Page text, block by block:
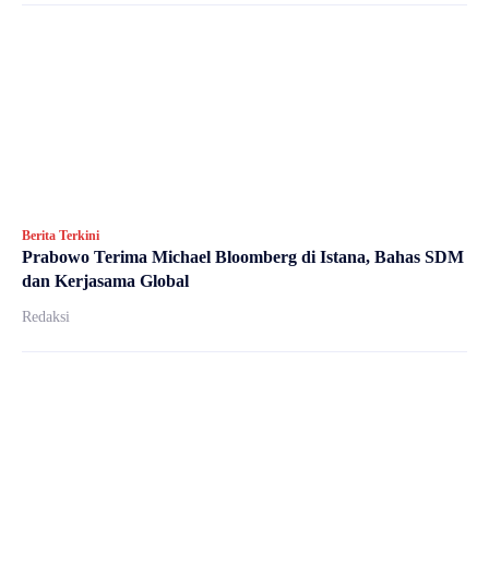
Berita Terkini
Prabowo Terima Michael Bloomberg di Istana, Bahas SDM
dan Kerjasama Global
Redaksi